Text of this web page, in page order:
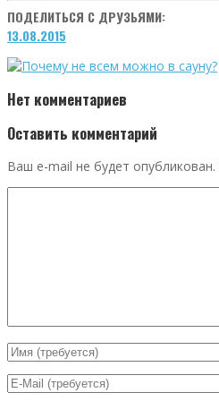
ПОДЕЛИТЬСЯ С ДРУЗЬЯМИ:
13.08.2015
Нет комментариев
Оставить комментарий
Ваш e-mail не будет опубликован.